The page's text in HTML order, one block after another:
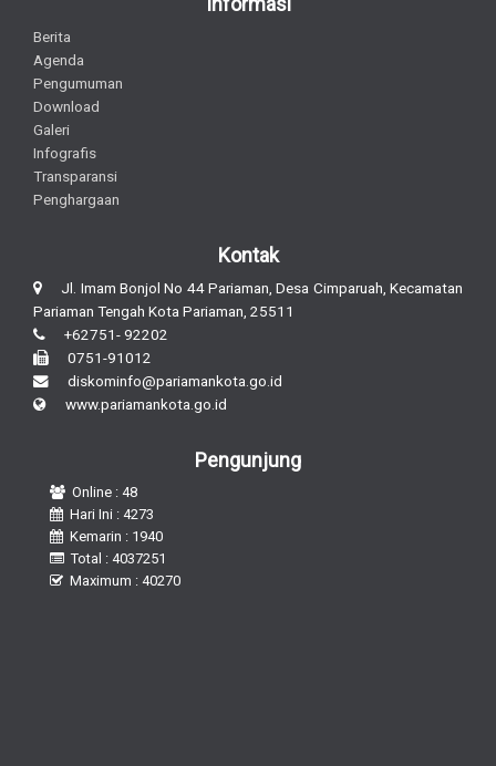
Berita
Agenda
Pengumuman
Download
Galeri
Infografis
Transparansi
Penghargaan
Kontak
Jl. Imam Bonjol No 44 Pariaman, Desa Cimparuah, Kecamatan
Pariaman Tengah Kota Pariaman, 25511
+62751- 92202
0751-91012
diskominfo@pariamankota.go.id
www.pariamankota.go.id
Pengunjung
Online : 48
Hari Ini : 4273
Kemarin : 1940
Total : 4037251
Maximum : 40270